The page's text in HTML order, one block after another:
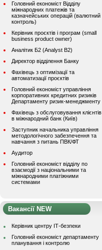
Головний економіст Відділу
міжнародних платежів та
казначейських операцій (валютний
контроль)
Керівник проєктів і програм (small
business product owner)
Аналітик Б2 (Analyst B2)
Директор відділення Банку
Фахівець з оптимізації та
автоматизації проєктів
Головний економіст управління
корпоративних кредитних ризиків
Департаменту ризик-менеджменту
Фахівець з обслуговування клієнтів
в міжнародний банк (Київ)
Заступник начальника управління
методологічного забезпечення та
навчання з питань ПВК/ФТ
Аудитор
Головний економіст відділу по
взаємодії з національними та
міжнародними платіжними
системами
Вакансії NEW
Керівник центру ІТ-безпеки
Головний економіст департаменту
планування і контролю